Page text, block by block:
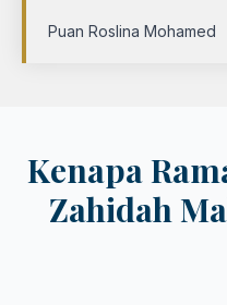
Puan Roslina Mohamed
Kenapa
Zahidah